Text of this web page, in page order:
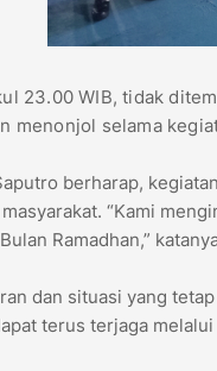
23.00 WIB, tidak
menonjol selama
berharap,
“Kami
Ramadhan,”
dan situasi yang
terus terjaga